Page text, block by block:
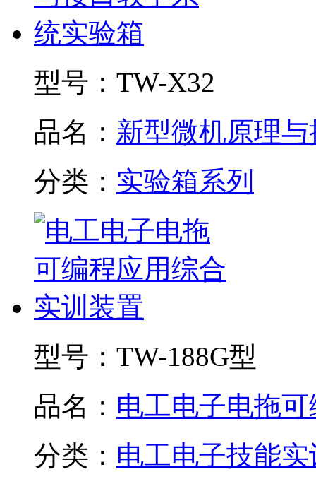
型号： TW-X32
品名： 新型微机原理与
分类： 实验箱系列
型号： TW-188G型
品名： 电工电子电拖可
分类： 电工电子技能